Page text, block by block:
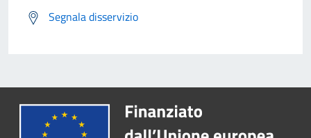
Segnala disservizio